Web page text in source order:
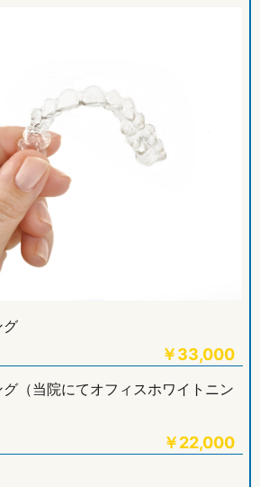
グ
￥33,000
（当院にてオフィスホワイトニン
￥22,000